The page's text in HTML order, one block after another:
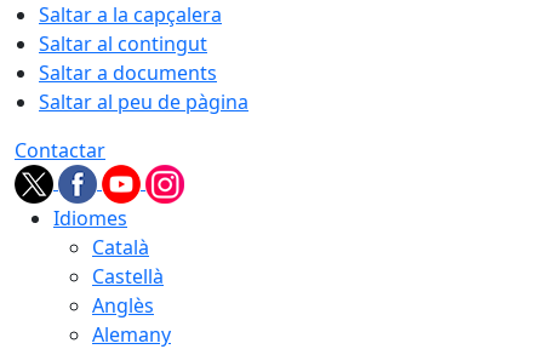
Saltar a la capçalera
Saltar al contingut
Saltar a documents
Saltar al peu de pàgina
Contactar
Idiomes
Català
Castellà
Anglès
Alemany